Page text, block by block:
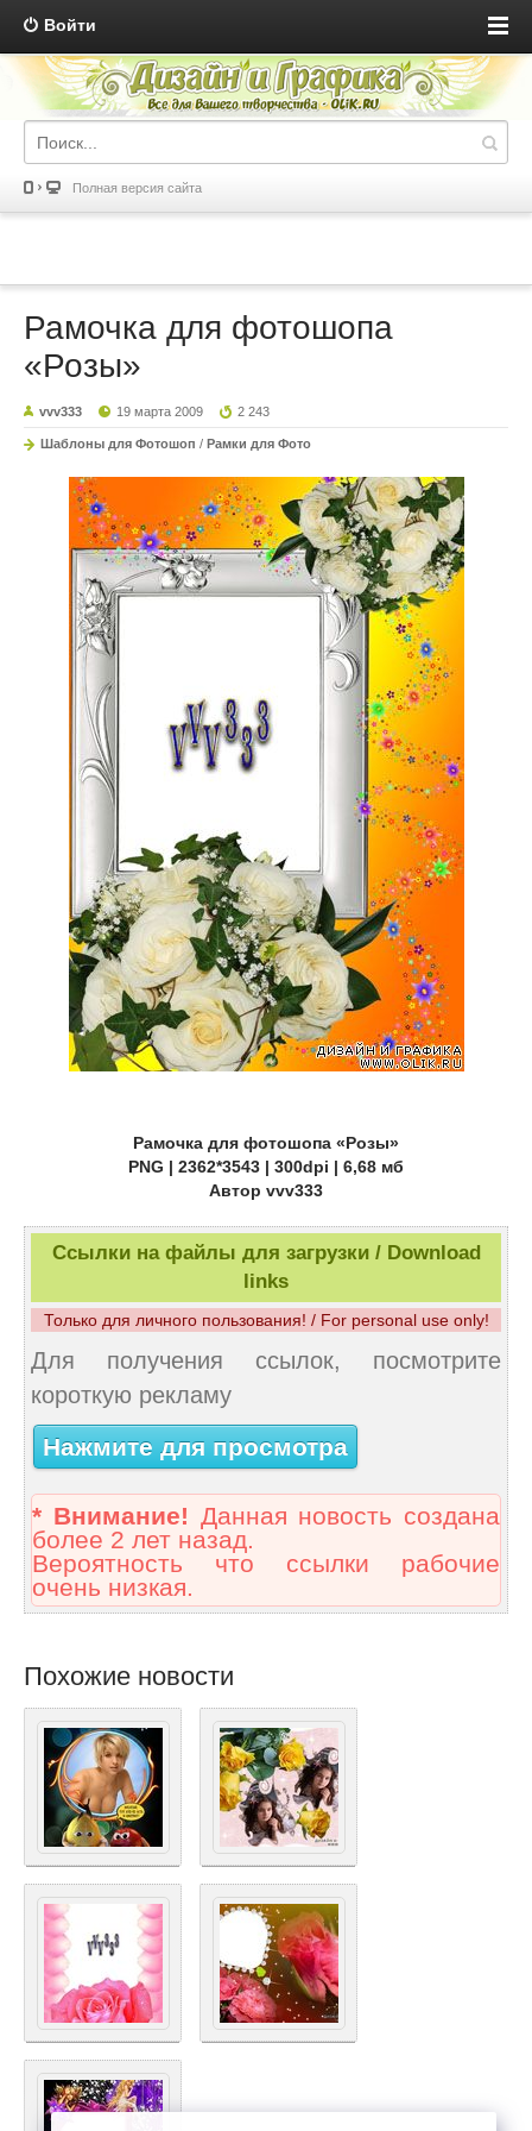
Войти
Полная версия сайта
Рамочка для фотошопа
«Розы»
vvv333 19 марта 2009 2 243
Шаблоны для Фотошоп / Рамки для Фото
Рамочка для фотошопа «Розы»
PNG | 2362*3543 | 300dpi | 6,68 мб
Автор vvv333
Ссылки на файлы для загрузки / Download
links
Только для личного пользования! / For personal use only!
Для получения ссылок, посмотрите
короткую рекламу
Нажмите для просмотра
* Внимание! Данная новость создана
более 2 лет назад.
Вероятность что ссылки рабочие
очень низкая.
Похожие новости